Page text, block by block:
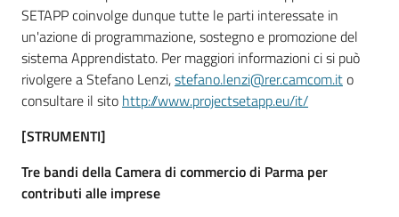
SETAPP coinvolge dunque tutte le parti interessate in
un'azione di programmazione, sostegno e promozione del
sistema Apprendistato. Per maggiori informazioni ci si può
rivolgere a Stefano Lenzi,stefano.lenzi@rer.camcom.ito
consultare il sito http://www.projectsetapp.eu/it/
[STRUMENTI]
Tre bandi della Camera di commercio di Parma per
contributi alle imprese